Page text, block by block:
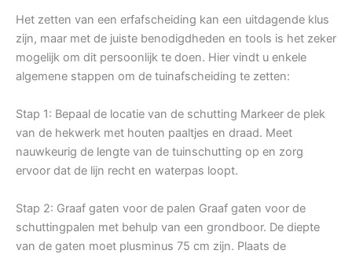
Het zetten van een erfafscheiding kan een uitdagende klus
zijn, maar met de juiste benodigdheden en tools is het zeker
mogelijk om dit persoonlijk te doen. Hier vindt u enkele
algemene stappen om de tuinafscheiding te zetten:
Stap 1: Bepaal de locatie van de schutting Markeer de plek
van de hekwerk met houten paaltjes en draad. Meet
nauwkeurig de lengte van de tuinschutting op en zorg
ervoor dat de lijn recht en waterpas loopt.
Stap 2: Graaf gaten voor de palen Graaf gaten voor de
schuttingpalen met behulp van een grondboor. De diepte
van de gaten moet plusminus 75 cm zijn. Plaats de